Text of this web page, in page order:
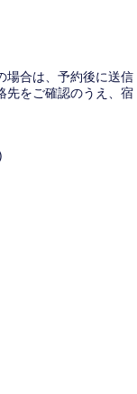
場合は、予約後に送信
先をご確認のうえ、宿